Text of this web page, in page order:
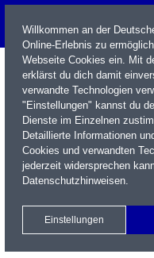
Name / WKN / ISIN / Kürzel
Xetra Realtime
Willkommen an der
Online-Erlebnis zu
Webseite Cookies ein. Mit
erklärst du dich damit
verwandte Technologien
"Einstellungen" kannst du
Dienste im Einzelnen
Detaillierte Informationen
Cookies und verwandten
jederzeit widersprechen
Datenschutzhinweisen.
Einstellungen